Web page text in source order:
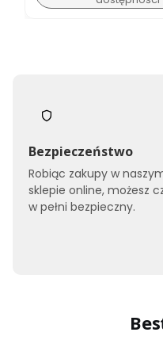
Bezpieczeństwo
Robiąc zakupy w
sklepie online, możesz
w pełni bezpieczny.